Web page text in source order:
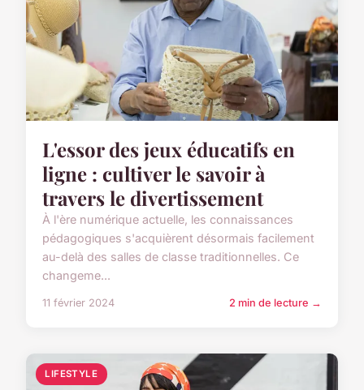
L'essor des jeux éducatifs en
ligne : cultiver le savoir à
travers le divertissement
À l'ère numérique actuelle, les connaissances
pédagogiques s'acquièrent désormais facilement
au-delà des salles de classe traditionnelles. Ce
changeme...
11 février 2024 2 min de lecture →
LIFESTYLE